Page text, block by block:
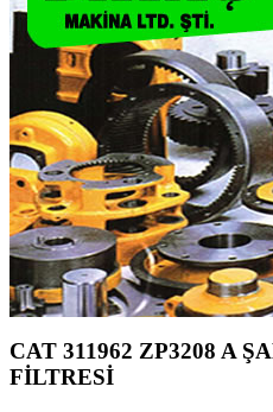
CAT 311962 ZP3208 A
FİLTRESİ